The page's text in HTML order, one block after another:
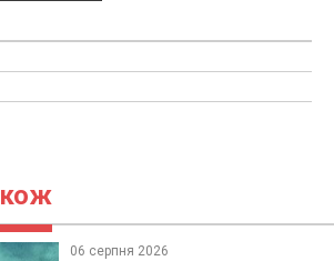
06 серпня 2026